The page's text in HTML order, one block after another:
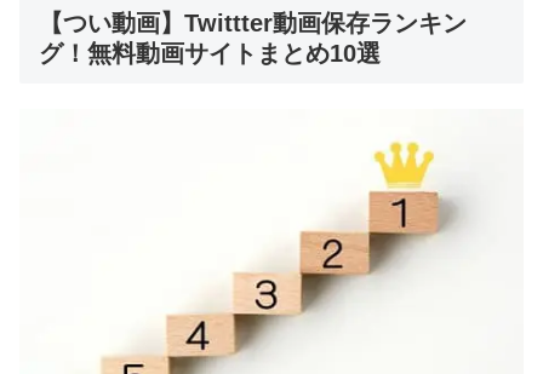
【つい動画】Twittter動画保存ランキン
グ！無料動画サイトまとめ10選